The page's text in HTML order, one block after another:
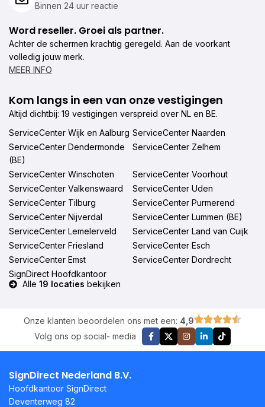
Binnen 24 uur reactie
Word reseller. Groei als partner.
Achter de schermen krachtig geregeld. Aan de voorkant
volledig jouw merk.
MEER INFO
Kom langs in een van onze vestigingen
Altijd dichtbij: 19 vestigingen verspreid over NL en BE.
ServiceCenter Wijk en Aalburg ServiceCenter Naarden
ServiceCenter Dendermonde
(BE)
ServiceCenter Zelhem
ServiceCenter Winschoten
ServiceCenter Voorhout
ServiceCenter Valkenswaard
ServiceCenter Uden
ServiceCenter Tilburg
ServiceCenter Purmerend
ServiceCenter Nijverdal
ServiceCenter Lummen (BE)
ServiceCenter Lemelerveld
ServiceCenter Land van Cuijk
ServiceCenter Friesland
ServiceCenter Esch
ServiceCenter Emst
ServiceCenter Dordrecht
SignDirect Hoofdkantoor
Alle 19 locaties bekijken
Onze klanten beoordelen ons met een: 4,9
Volg ons op social- media
SignDirect Nederland B.V.
Hoofdkantoor SignDirect
Deventerweg 82